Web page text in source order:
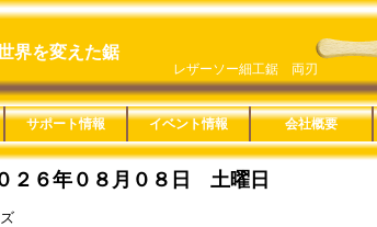
界を変えた鋸
竹挽鋸 ２４０ ＴＰＥ
レザーソー細工鋸 両刃
木工
竹挽
仮枠
内装
家具
楽器
ＤＩＹ
樹脂
配管
造園
剪定
果樹
林業
園芸
リサイクル
金切
粗大ゴミ
レシプロソー
一般木材・集成材
ＭＤＦ
ＰＢ（ＯＳＢ）
薄板合板
コンパネ
丸太
黒檀・紫檀
デッキ材
竹材
生木
デコラ
アクリル
塩ビパイプ
鉄・アルミ
ダンボール・ペットボ
トル
石膏ボード
Ａシリーズ
Ｂシリーズ
Ｃシリーズ
Ｄシリーズ
Ｅシリーズ
Ｆシリーズ
Ｇシリーズ
Ｈシリーズ
Ｊシリーズ
Ｋシリーズ
Ｌシリーズ
Ｍシリーズ
Ｑシリーズ
Ｒシリーズ
Ｓシリーズ
Ｔシリーズ
Ｕシリーズ
Ｖシリーズ
Ｗシリーズ
Ｘシリーズ
その他の製品
覧 直柄タイプ １８０㎜
２１０㎜
２４０㎜
２７０㎜
３００㎜
３３０㎜
鞘付きタイプ １５０㎜
２００㎜
２４０㎜
２５０㎜
２７０㎜
３００㎜
３３０㎜
折込タイプ ２００㎜
２１０㎜
２４０㎜
３３０㎜
高枝タイプ ２４０㎜
３００㎜
３６０㎜
カッタータイプ ８０㎜
固定式 １００㎜
１２５㎜
レシプロソー ６０㎜
２００㎜
製品
定鋏
ー
ｅ 用途分類特長
本体特長
目立特長
製品詳細
Ｃｕｔｏｏｌ
Ｒｅｃｙｃｌｅ
サポート情報
製品紹介動画
取扱説明
鋸の製造工程
縦挽きと横挽き
鋸の使い方
鋸の歴史
旧商品適合替刃一覧
カタログ一覧 総合カタログ ２０２
２０２
２０２
２０２
２０１
２０１
２００
単品カタログ
販促ツール 製品ＰＯＰ 楽なん
Ｌシリ
一人前
レザー
ＳＥＬ
１８０
レザー
替刃ＢＯＸ
イベント情報 会社概要
概要
SDGs宣言
通年採用
２６年０８月０８日 土曜日